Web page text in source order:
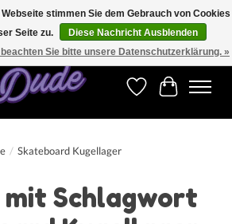
CHF 200.00 in der Schweiz und ab EUR 250.00 in den
Wunschzettel
Ihr
/ Skateboard Kugellager
Schlagwort
stimmen Sie dem Gebrauch von Cookies
Seite zu.
Diese Nachricht Ausblenden
Sie bitte unsere Datenschutzerklärung. »